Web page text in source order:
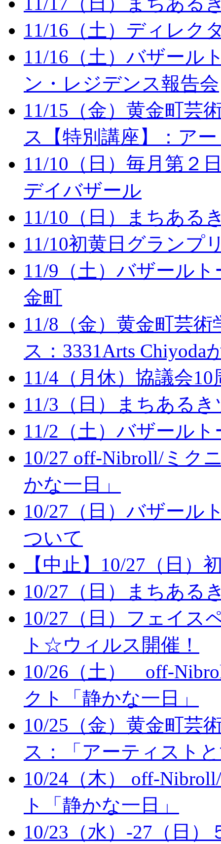
11/16（土）ディレク
11/16（土）バザール
ン・レジデンス報告会
11/15（金）黄金町芸
ス【特別講座】：ア
11/10（日）毎月第２
デイバザール
11/10（日）まちある
11/10初黄日グランプ
11/9（土）バザール
金町
11/8（金）黄金町芸
ス：3331Arts Chiyoda
11/4（月休）協議会
11/3（日）まちある
11/2（土）バザール
10/27 off-Nibroll/ミク
かな一日」
10/27（日）バザール
ついて
【中止】10/27（日）
10/27（日）まちある
10/27（日）フェイス
ト☆ウィルス開催！
10/26（土） off-
クト「静かな一日」
10/25（金）黄金町芸
ス：「アーティスト
10/24（木） off-
ト「静かな一日」
10/23（水）-27（日